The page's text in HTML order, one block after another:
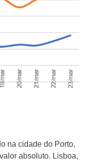
na cidade do Porto,
absoluto. Lisboa,